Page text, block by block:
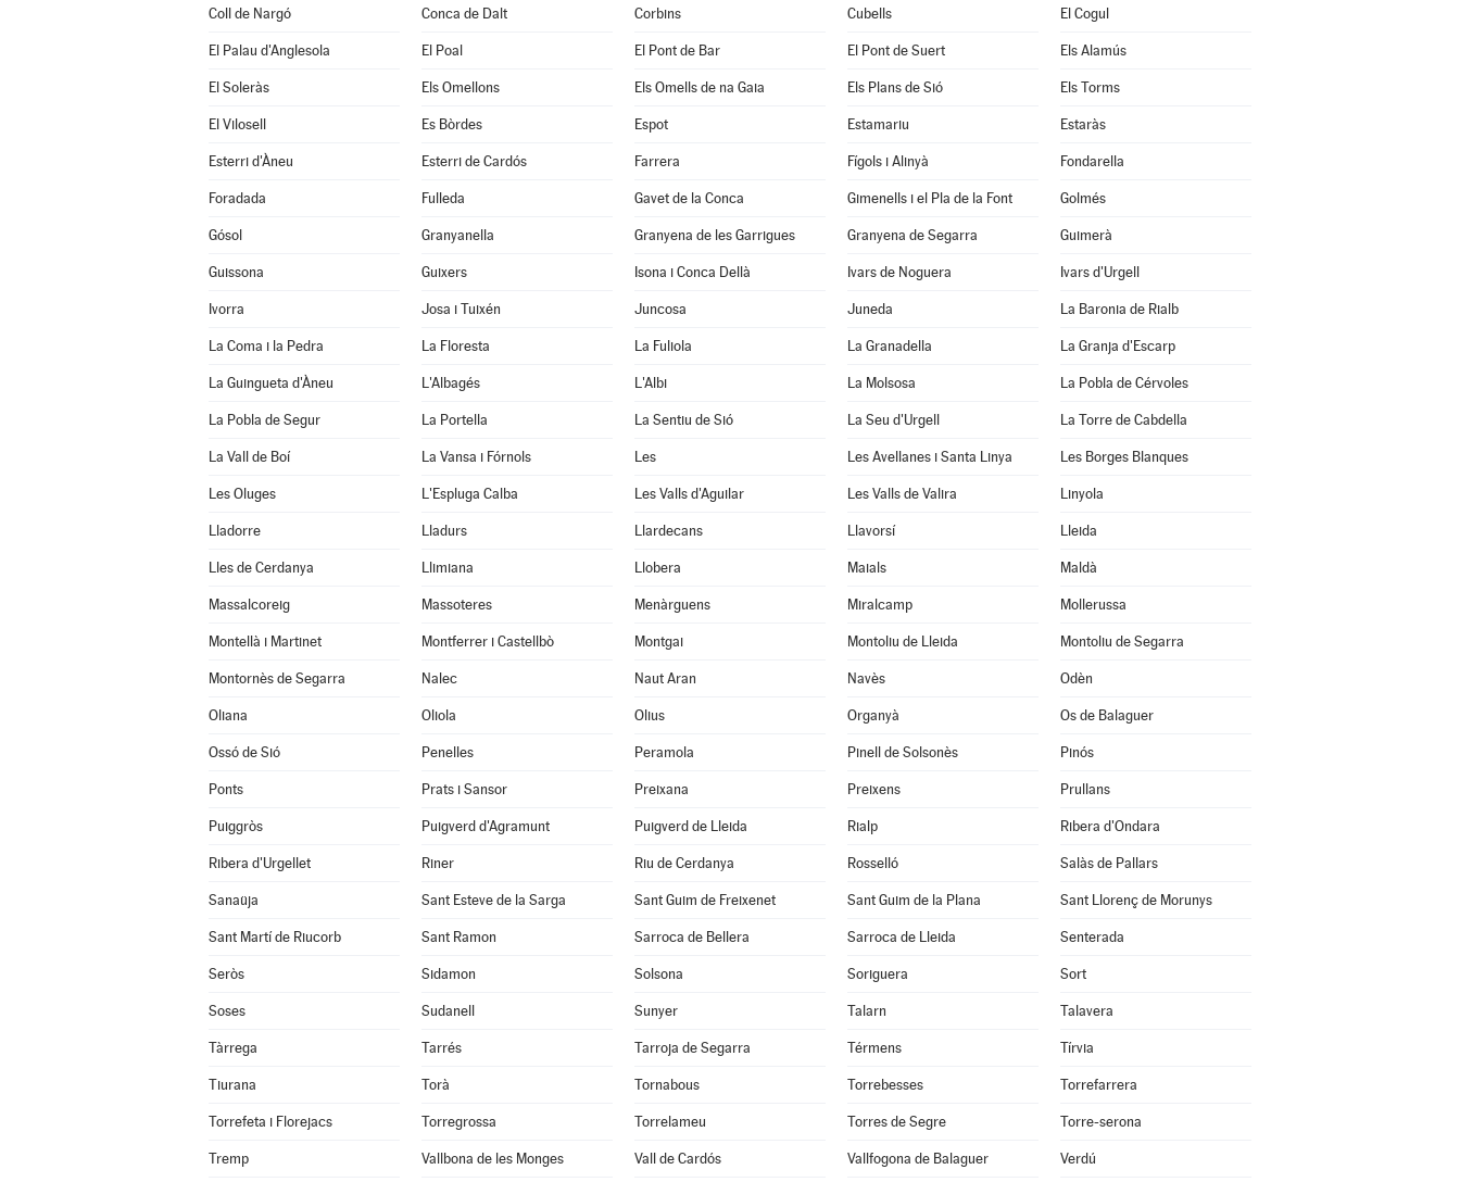
Coll de Nargó Conca de Dalt Corbins Cubells El Cogul
El Palau d'Anglesola El Poal El Pont de Bar El Pont de Suert Els Alamús
El Soleràs Els Omellons Els Omells de na Gaia Els Plans de Sió Els Torms
El Vilosell Es Bòrdes Espot Estamariu Estaràs
Esterri d'Àneu Esterri de Cardós Farrera Fígols i Alinyà Fondarella
Foradada Fulleda Gavet de la Conca Gimenells i el Pla de la Font Golmés
Gósol Granyanella Granyena de les Garrigues Granyena de Segarra Guimerà
Guissona Guixers Isona i Conca Dellà Ivars de Noguera Ivars d'Urgell
Ivorra Josa i Tuixén Juncosa Juneda La Baronia de Rialb
La Coma i la Pedra La Floresta La Fuliola La Granadella La Granja d'Escarp
La Guingueta d'Àneu L'Albagés L'Albi La Molsosa La Pobla de Cérvoles
La Pobla de Segur La Portella La Sentiu de Sió La Seu d'Urgell La Torre de Cabdella
La Vall de Boí La Vansa i Fórnols Les Les Avellanes i Santa Linya Les Borges Blanques
Les Oluges L'Espluga Calba Les Valls d'Aguilar Les Valls de Valira Linyola
Lladorre Lladurs Llardecans Llavorsí Lleida
Lles de Cerdanya Llimiana Llobera Maials Maldà
Massalcoreig Massoteres Menàrguens Miralcamp Mollerussa
Montellà i Martinet Montferrer i Castellbò Montgai Montoliu de Lleida Montoliu de Segarra
Montornès de Segarra Nalec Naut Aran Navès Odèn
Oliana Oliola Olius Organyà Os de Balaguer
Ossó de Sió Penelles Peramola Pinell de Solsonès Pinós
Ponts Prats i Sansor Preixana Preixens Prullans
Puiggròs Puigverd d'Agramunt Puigverd de Lleida Rialp Ribera d'Ondara
Ribera d'Urgellet Riner Riu de Cerdanya Rosselló Salàs de Pallars
Sanaüja Sant Esteve de la Sarga Sant Guim de Freixenet Sant Guim de la Plana Sant Llorenç de Morunys
Sant Martí de Riucorb Sant Ramon Sarroca de Bellera Sarroca de Lleida Senterada
Seròs Sidamon Solsona Soriguera Sort
Soses Sudanell Sunyer Talarn Talavera
Tàrrega Tarrés Tarroja de Segarra Térmens Tírvia
Tiurana Torà Tornabous Torrebesses Torrefarrera
Torrefeta i Florejacs Torregrossa Torrelameu Torres de Segre Torre-serona
Tremp Vallbona de les Monges Vall de Cardós Vallfogona de Balaguer Verdú